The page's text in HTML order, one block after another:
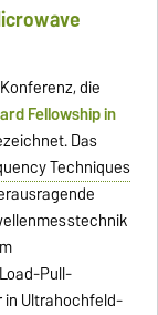
die
Fellowship in
Das
Techniques
Pull-
Ultrahochfeld-